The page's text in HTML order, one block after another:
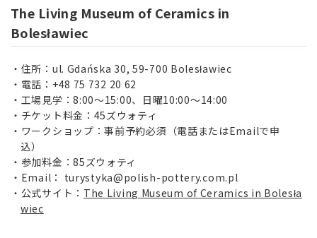
The Living Museum of Ceramics in
Bolesławiec
住所：ul. Gdańska 30, 59-700 Bolesławiec
電話：+48 75 732 20 62
工場見学：8:00～15:00、日曜10:00～14:00
チケット料金：45ズウォティ
ワークショップ：事前予約必須（電話またはEmailで申
込）
参加料金：85ズウォティ
Email： turystyka@polish-pottery.com.pl
公式サイト： The Living Museum of Ceramics in Bolesła
wiec